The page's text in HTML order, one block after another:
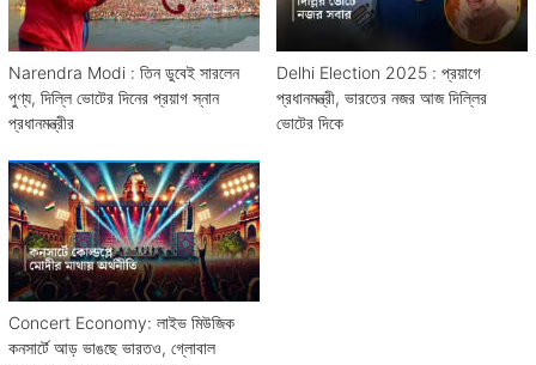
Narendra Modi : তিন ডুবেই সারলেন
পুণ্য, দিল্লি ভোটের দিনের প্রয়াগ স্নান
প্রধানমন্ত্রীর
Delhi Election 2025 : প্রয়াগে
প্রধানমন্ত্রী, ভারতের নজর আজ দিল্লির
ভোটের দিকে
Concert Economy: লাইভ মিউজিক
কনসার্টে আড় ভাঙছে ভারতও, গ্লোবাল